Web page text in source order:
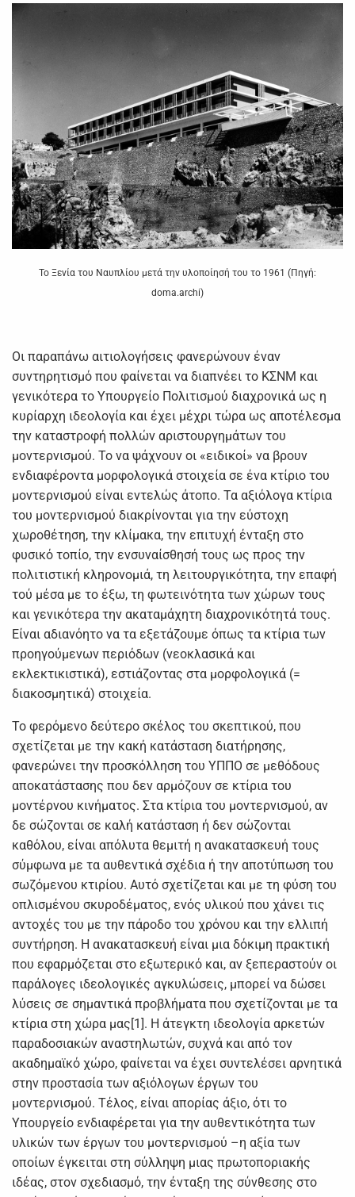
Το Ξενία του Ναυπλίου μετά την υλοποίησή του το 1961 (Πηγή:
doma.archi)
Οι παραπάνω αιτιολογήσεις φανερώνουν έναν
συντηρητισμό που φαίνεται να διαπνέει το ΚΣΝΜ και
γενικότερα το Υπουργείο Πολιτισμού διαχρονικά ως η
κυρίαρχη ιδεολογία και έχει μέχρι τώρα ως αποτέλεσμα
την καταστροφή πολλών αριστουργημάτων του
μοντερνισμού. Το να ψάχνουν οι «ειδικοί» να βρουν
ενδιαφέροντα μορφολογικά στοιχεία σε ένα κτίριο του
μοντερνισμού είναι εντελώς άτοπο. Τα αξιόλογα κτίρια
του μοντερνισμού διακρίνονται για την εύστοχη
χωροθέτηση, την κλίμακα, την επιτυχή ένταξη στο
φυσικό τοπίο, την ενσυναίσθησή τους ως προς την
πολιτιστική κληρονομιά, τη λειτουργικότητα, την επαφή
τού μέσα με το έξω, τη φωτεινότητα των χώρων τους
και γενικότερα την ακαταμάχητη διαχρονικότητά τους.
Είναι αδιανόητο να τα εξετάζουμε όπως τα κτίρια των
προηγούμενων περιόδων (νεοκλασικά και
εκλεκτικιστικά), εστιάζοντας στα μορφολογικά (=
διακοσμητικά) στοιχεία.
Το φερόμενο δεύτερο σκέλος του σκεπτικού, που
σχετίζεται με την κακή κατάσταση διατήρησης,
φανερώνει την προσκόλληση του ΥΠΠΟ σε μεθόδους
αποκατάστασης που δεν αρμόζουν σε κτίρια του
μοντέρνου κινήματος. Στα κτίρια του μοντερνισμού, αν
δε σώζονται σε καλή κατάσταση ή δεν σώζονται
καθόλου, είναι απόλυτα θεμιτή η ανακατασκευή τους
σύμφωνα με τα αυθεντικά σχέδια ή την αποτύπωση του
σωζόμενου κτιρίου. Αυτό σχετίζεται και με τη φύση του
οπλισμένου σκυροδέματος, ενός υλικού που χάνει τις
αντοχές του με την πάροδο του χρόνου και την ελλιπή
συντήρηση. Η ανακατασκευή είναι μια δόκιμη πρακτική
που εφαρμόζεται στο εξωτερικό και, αν ξεπεραστούν οι
παράλογες ιδεολογικές αγκυλώσεις, μπορεί να δώσει
λύσεις σε σημαντικά προβλήματα που σχετίζονται με τα
κτίρια στη χώρα μας[1]. Η άτεγκτη ιδεολογία αρκετών
παραδοσιακών αναστηλωτών, συχνά και από τον
ακαδημαϊκό χώρο, φαίνεται να έχει συντελέσει αρνητικά
στην προστασία των αξιόλογων έργων του
μοντερνισμού. Τέλος, είναι απορίας άξιο, ότι το
Υπουργείο ενδιαφέρεται για την αυθεντικότητα των
υλικών των έργων του μοντερνισμού –η αξία των
οποίων έγκειται στη σύλληψη μιας πρωτοποριακής
ιδέας, στον σχεδιασμό, την ένταξη της σύνθεσης στο